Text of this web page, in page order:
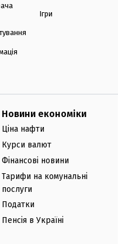
Ігри
Новини економіки
Ціна нафти
Курси валют
Фінансові новини
Тарифи на комунальні
послуги
Податки
Пенсія в Україні